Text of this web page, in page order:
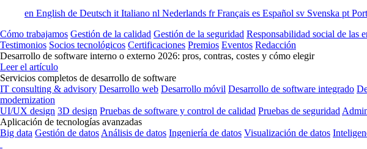
en English de Deutsch it Italiano nl Nederlands frFrançais es Español sv Svenska pt
Cómo trabajamos Gestión de la calidad Gestión de la seguridad Responsabilidad social de las
Testimonios Socios tecnológicos Certificaciones Premios Eventos Redacción
Desarrollo de software interno o externo 2026: pros, contras, costes y cómo elegir
Leer el artículo
Servicios completos de desarrollo de software
IT consulting & advisory Desarrollo web Desarrollo móvil Desarrollo de software integrado
modernization
UI/UX design 3D design Pruebas de software y control de calidad Pruebas de seguridad
Aplicación de tecnologías avanzadas
Big data Gestión de datos Análisis de datos Ingeniería de datos Visualización de datos